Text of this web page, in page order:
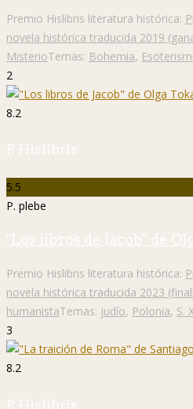
Premio Hislibris literatura histórica:
novela histórica traducida 2019
MisterioTemas: Bohemia,
2
8.2
P. Hislibris
5.5
P. plebe
"Los libros de Jacob" de
Premio Hislibris literatura histórica:
novela histórica traducida 2023
humanistaTemas: judío, Polonia, S.
3
8.2
P. Hislibris